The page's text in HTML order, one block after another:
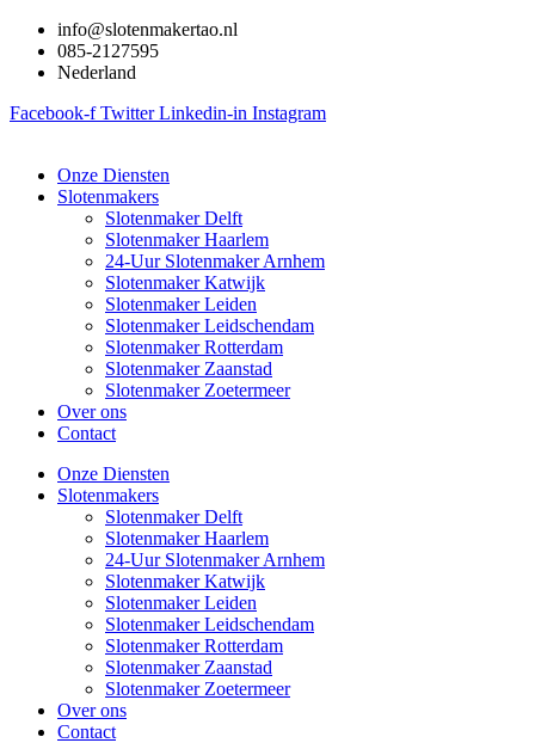
naar
info@slotenmakertao.nl
085-2127595
Nederland
Facebook-f Twitter Linkedin-in Instagram
Onze Diensten
Slotenmakers
Slotenmaker Delft
Slotenmaker Haarlem
24-Uur Slotenmaker Arnhem
Slotenmaker Katwijk
Slotenmaker Leiden
Slotenmaker Leidschendam
Slotenmaker Rotterdam
Slotenmaker Zaanstad
Slotenmaker Zoetermeer
Over ons
Contact
Onze Diensten
Slotenmakers
Slotenmaker Delft
Slotenmaker Haarlem
24-Uur Slotenmaker Arnhem
Slotenmaker Katwijk
Slotenmaker Leiden
Slotenmaker Leidschendam
Slotenmaker Rotterdam
Slotenmaker Zaanstad
Slotenmaker Zoetermeer
Over ons
Contact